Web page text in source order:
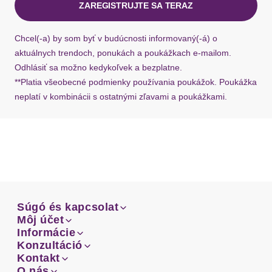
gemütlichen Sweatshirt kombinieren. Sie eignet
sich perfekt für entspannte Stunden zu Hause, beim
Yoga oder für einen gemütlichen Filmabend. Diese
Pyjamahose von Copenhagen Studios ist etwas
ganz Besonderes.
Dizajn: Zošívaný lem
Dizajn: Elastický pás / lem
ZAREGISTRUJTE SA TERAZ
Chcel(-a) by som byť v budúcnosti informovaný(-á) o
aktuálnych trendoch, ponukách a poukážkach e-mailom.
Odhlásiť sa možno kedykoľvek a bezplatne.
**Platia všeobecné podmienky používania poukážok. Poukážka
neplatí v kombinácii s ostatnými zľavami a poukážkami.
Súgó és kapcsolat
Email
Facebook
Súgó és kapcsolat
Email
Facebook
Môj účet
Prehľad objednávok
Môj účet
Prehľad objednávok
Informácie
Doprava
Informácie
Doprava
Konzultáció
Sprievodca-veľkosťami
Konzultáció
Kontakt
Kontakt